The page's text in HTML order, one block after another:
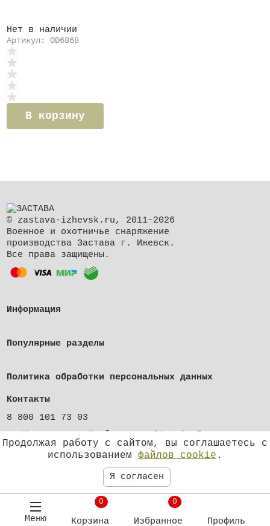
Нет в наличии
Артикул: OD6868
В корзину
© zastava-izhevsk.ru, 2011–2026
Военное и охотничье снаряжение
производства Застава г. Ижевск.
Все права защищены.
Информация
Популярные разделы
Политика обработки персональных данных
Контакты
8 800 101 73 03
г. Ижевск, ул. Клубная, д. 21, оф. 5
shop@zastava-izhevsk.ru
Меню
0
Корзина
0
Избранное Профиль
Продолжая работу с сайтом, вы соглашаетесь с
использованием файлов cookie .
Я согласен